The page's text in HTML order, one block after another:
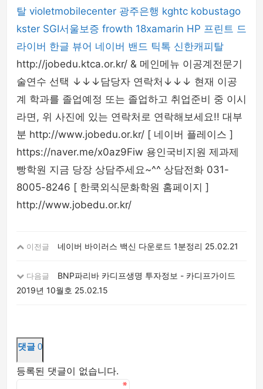
탈 violetmobilecenter 광주은행 kghtc kobustago
kster SGI서울보증 frowth 18xamarin HP 프린트 드
라이버 한글 뷰어 네이버 밴드 틱톡 신한캐피탈
http://jobedu.ktca.or.kr/ & 메인메뉴 이공계전문기
술연수 선택 ↓↓↓담당자 연락처↓↓↓ 현재 이공
계 학과를 졸업예정 또는 졸업하고 취업준비 중 이시
라면, 위 사진에 있는 연락처로 연락해보세요!! 대부
분 http://www.jobedu.or.kr/ [ 네이버 플레이스 ]
https://naver.me/x0az9Fiw 용인국비지원 제과제
빵학원 지금 당장 상담주세요~^^ 상담전화 031-
8005-8246 [ 한쿡외식문화학원 홈페이지 ]
http://www.jobedu.or.kr/
이전글 네이버 바이러스 백신 다운로드 1분정리 25.02.21
다음글
BNP파리바 카디프생명 투자정보 - 카디프가이드
2019년 10월호 25.02.15
댓글 0
등록된 댓글이 없습니다.